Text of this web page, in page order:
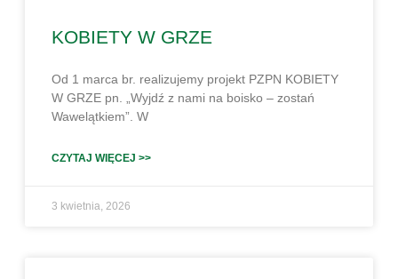
KOBIETY W GRZE
Od 1 marca br. realizujemy projekt PZPN KOBIETY
W GRZE pn. „Wyjdź z nami na boisko – zostań
Wawelątkiem”. W
CZYTAJ WIĘCEJ >>
3 kwietnia, 2026